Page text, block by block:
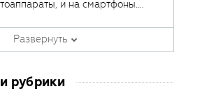
и на смартфоны.
всегда с собой.
курсов и эксперт
Развернуть
рубрики